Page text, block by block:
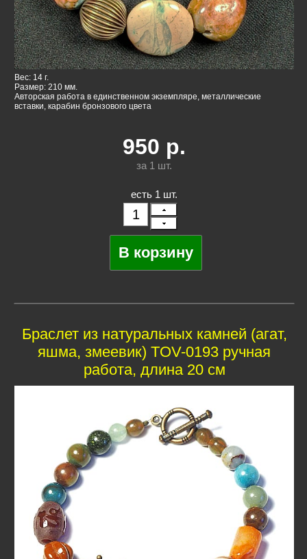
Вес: 14 г.
Размер: 210 мм.
Авторская работа в единственном экземпляре, металлические
вставки, карабин бронзового цвета
950 р.
за 1 шт.
есть 1 шт.
Браслет из натуральных камней (агат,
яшма, змеевик) TOV-0193 ручная
работа, длина 20 см